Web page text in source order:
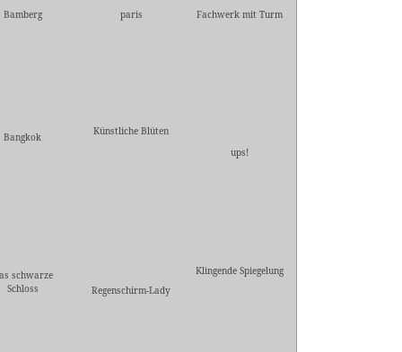
Bamberg
paris Fachwerk mit Turm
Bangkok
Künstliche Blüten
ups!
schwarze
Schloss
Regenschirm-Lady
Klingende Spiegelung